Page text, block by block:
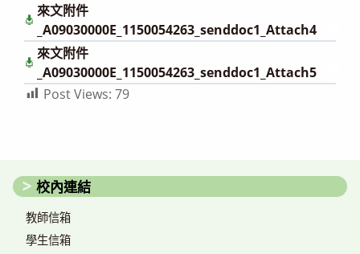
來文附件
_A09030000E_1150054263_senddoc1_Attach4
來文附件
_A09030000E_1150054263_senddoc1_Attach5
Post Views: 79
校內連結
教師信箱
學生信箱